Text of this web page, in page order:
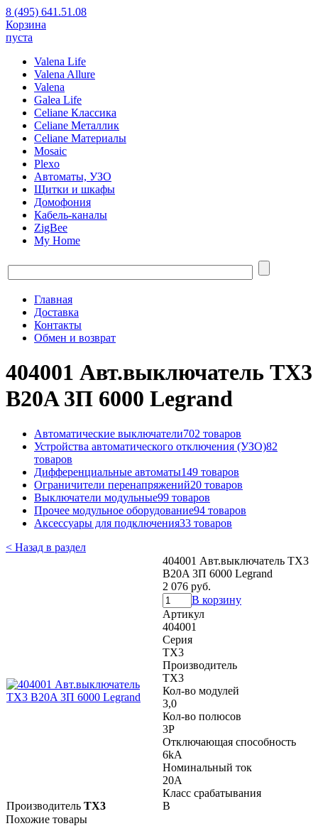
8 (495) 641.51.08
Корзина
пуста
Valena Life
Valena Allure
Valena
Galea Life
Celiane Классика
Celiane Металлик
Celiane Материалы
Mosaic
Plexo
Автоматы, УЗО
Щитки и шкафы
Домофония
Кабель-каналы
ZigBee
My Home
Главная
Доставка
Контакты
Обмен и возврат
404001 Авт.выключатель TX3
B20A 3П 6000 Legrand
Автоматические выключатели702 товаров
Устройства автоматического отключения (УЗО)82
товаров
Дифференциальные автоматы149 товаров
Ограничители перенапряжений20 товаров
Выключатели модульные99 товаров
Прочее модульное оборудование94 товаров
Аксессуары для подключения33 товаров
< Назад в раздел
404001 Авт.выключатель TX3
B20A 3П 6000 Legrand
2 076 руб.
В корзину
Артикул
404001
Серия
TX3
Производитель
TX3
Кол-во модулей
3,0
Кол-во полюсов
3P
Отключающая способность
6kA
Номинальный ток
20A
Класс срабатывания
B
Производитель TX3
Похожие товары